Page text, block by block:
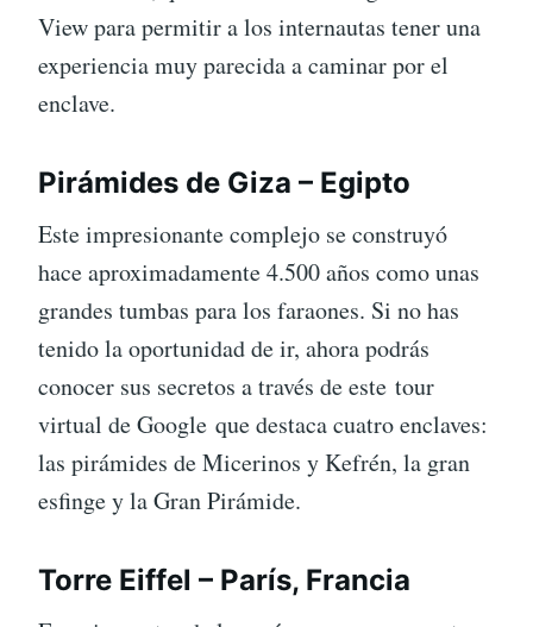
View para permitir a los internautas tener una
experiencia muy parecida a caminar por el
enclave.
Pirámides de Giza – Egipto
Este impresionante complejo se construyó
hace aproximadamente 4.500 años como unas
grandes tumbas para los faraones. Si no has
tenido la oportunidad de ir, ahora podrás
conocer sus secretos a través de este tour
virtual de Google que destaca cuatro enclaves:
las pirámides de Micerinos y Kefrén, la gran
esfinge y la Gran Pirámide.
Torre Eiffel – París, Francia